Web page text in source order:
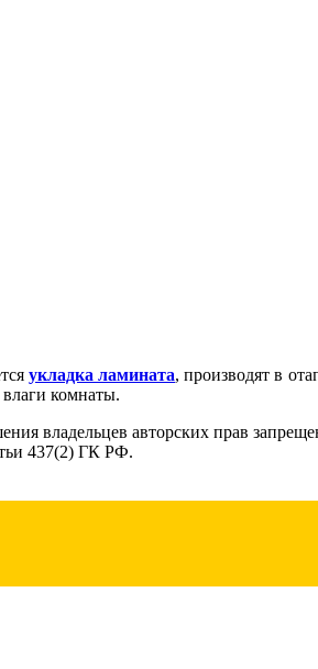
укладка ламината, производят в
комнаты.
владельцев авторских прав
437(2) ГК РФ.